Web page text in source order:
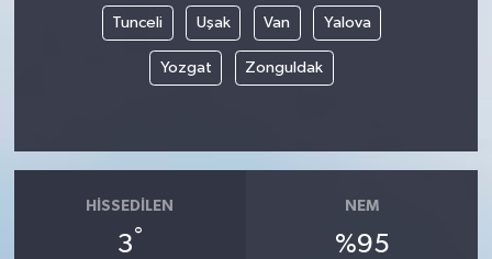
Tunceli Uşak Van Yalova
Yozgat Zonguldak
HISSEDILEN
3°
NEM
%95